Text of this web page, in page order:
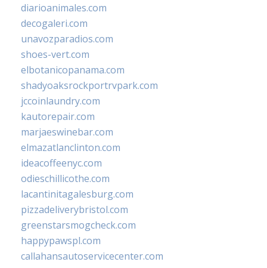
diarioanimales.com
decogaleri.com
unavozparadios.com
shoes-vert.com
elbotanicopanama.com
shadyoaksrockportrvpark.com
jccoinlaundry.com
kautorepair.com
marjaeswinebar.com
elmazatlanclinton.com
ideacoffeenyc.com
odieschillicothe.com
lacantinitagalesburg.com
pizzadeliverybristol.com
greenstarsmogcheck.com
happypawspl.com
callahansautoservicecenter.com